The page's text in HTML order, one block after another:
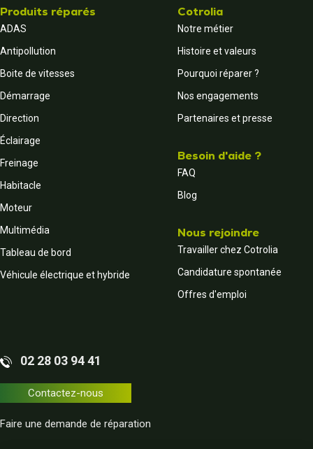
Produits réparés
ADAS
Antipollution
Boite de vitesses
Démarrage
Direction
Éclairage
Freinage
Habitacle
Moteur
Multimédia
Tableau de bord
Véhicule électrique et hybride
Cotrolia
Notre métier
Histoire et valeurs
Pourquoi réparer ?
Nos engagements
Partenaires et presse
Besoin d'aide ?
FAQ
Blog
Nous rejoindre
Travailler chez Cotrolia
Candidature spontanée
Offres d'emploi
02 28 03 94 41
Contactez-nous
Faire une demande de réparation